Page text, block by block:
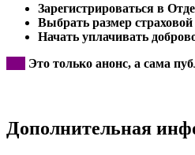
Зарегистрироваться в
Выбрать размер
Начать уплачивать
Это только анонс, а сама
Дополнительная